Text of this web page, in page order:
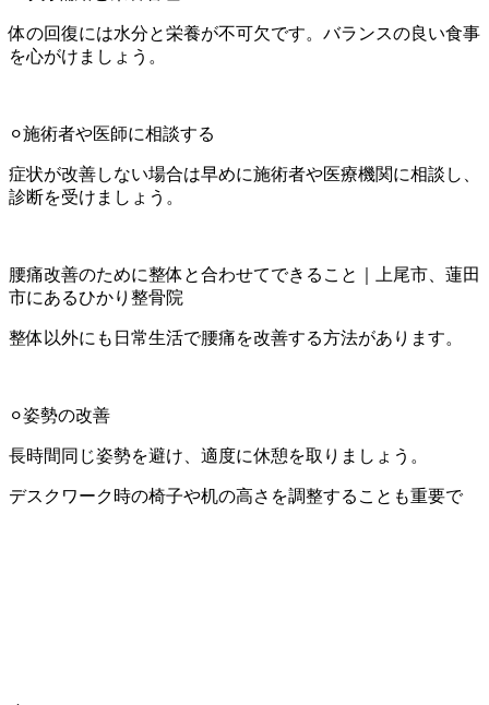
体の回復には水分と栄養が不可欠です。バランスの良い食事
を心がけましょう。
⚪︎施術者や医師に相談する
症状が改善しない場合は早めに施術者や医療機関に相談し、
診断を受けましょう。
腰痛改善のために整体と合わせてできること｜上尾市、蓮田
市にあるひかり整骨院
整体以外にも日常生活で腰痛を改善する方法があります。
⚪︎姿勢の改善
長時間同じ姿勢を避け、適度に休憩を取りましょう。
デスクワーク時の椅子や机の高さを調整することも重要で